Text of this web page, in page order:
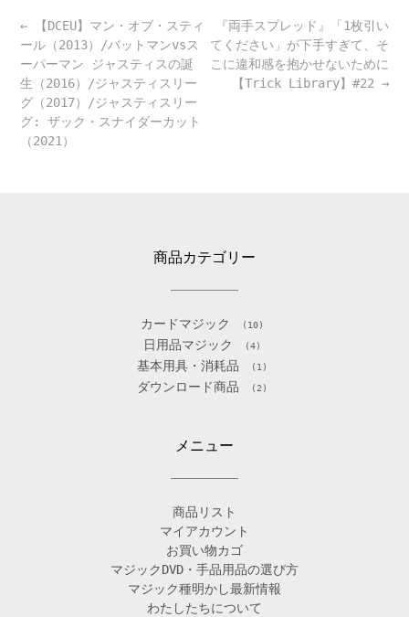
Post
navigation
『両手スプレッド』「1枚引い
てください」が下手すぎて、そ
こに違和感を抱かせないために
【Trick Library】#22 →
← 【DCEU】マン・オブ・スティ
ール（2013）/バットマンvsス
ーパーマン ジャスティスの誕
生（2016）/ジャスティスリー
グ（2017）/ジャスティスリー
グ: ザック・スナイダーカット
（2021）
商品カテゴリー
カードマジック (10)
日用品マジック (4)
基本用具・消耗品 (1)
ダウンロード商品 (2)
メニュー
商品リスト
マイアカウント
お買い物カゴ
マジックDVD・手品用品の選び方
マジック種明かし最新情報
わたしたちについて